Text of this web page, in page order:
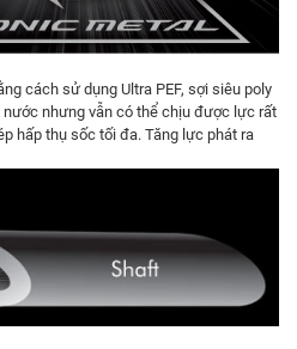
cách sử dụng Ultra PEF, sợi siêu poly
nhưng vẫn có thể chịu được lực rất
hấp thụ sốc tối đa. Tăng lực phát ra